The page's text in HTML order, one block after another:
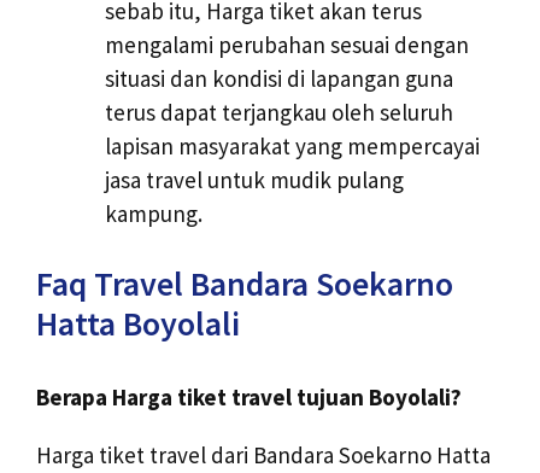
sebab itu, Harga tiket akan terus
mengalami perubahan sesuai dengan
situasi dan kondisi di lapangan guna
terus dapat terjangkau oleh seluruh
lapisan masyarakat yang mempercayai
jasa travel untuk mudik pulang
kampung.
Faq Travel Bandara Soekarno
Hatta Boyolali
Berapa Harga tiket travel tujuan Boyolali?
Harga tiket travel dari Bandara Soekarno Hatta